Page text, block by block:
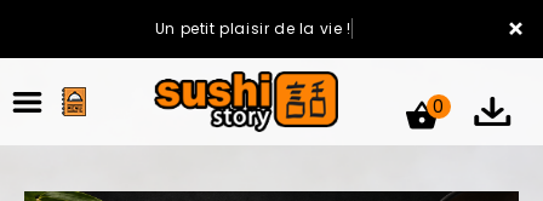
×
Un petit plaisir de la vie !
0